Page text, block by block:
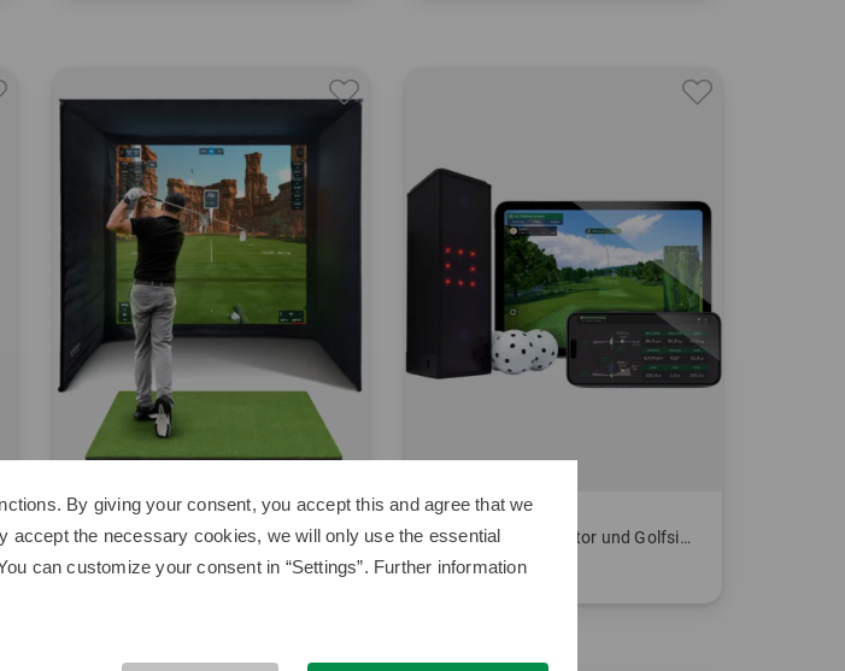
Sim Space
Abschlagbox 4.0 x 3.0 x 3.0 Meter
Square Golf
Indoor Launchmonitor und Golfsimulator
By giving your consent, you accept this and agree that we
accept the necessary cookies, we will only use the essential
can customize your consent in “Settings”. Further information